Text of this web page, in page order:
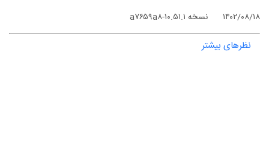
۱۴۰۲/۰۸/۱۸ نسخه ۱۰.۵۱.۱-a۷۶۵۹a۸
نظرهای بیشتر